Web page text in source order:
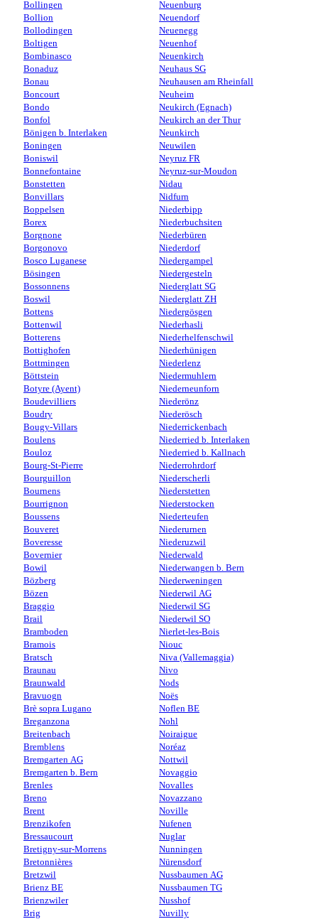
Bollingen
Bollion
Bollodingen
Boltigen
Bombinasco
Bonaduz
Bonau
Boncourt
Bondo
Bonfol
Bönigen b. Interlaken
Boningen
Boniswil
Bonnefontaine
Bonstetten
Bonvillars
Boppelsen
Borex
Borgnone
Borgonovo
Bosco Luganese
Bösingen
Bossonnens
Boswil
Bottens
Bottenwil
Botterens
Bottighofen
Bottmingen
Böttstein
Botyre (Ayent)
Boudevilliers
Boudry
Bougy-Villars
Boulens
Bouloz
Bourg-St-Pierre
Bourguillon
Bournens
Bourrignon
Boussens
Bouveret
Boveresse
Bovernier
Bowil
Bözberg
Bözen
Braggio
Brail
Bramboden
Bramois
Bratsch
Braunau
Braunwald
Bravuogn
Brè sopra Lugano
Breganzona
Breitenbach
Bremblens
Bremgarten AG
Bremgarten b. Bern
Brenles
Breno
Brent
Brenzikofen
Bressaucourt
Bretigny-sur-Morrens
Bretonnières
Bretzwil
Brienz BE
Brienzwiler
Brig
Neuenburg
Neuendorf
Neuenegg
Neuenhof
Neuenkirch
Neuhaus SG
Neuhausen am Rheinfall
Neuheim
Neukirch (Egnach)
Neukirch an der Thur
Neunkirch
Neuwilen
Neyruz FR
Neyruz-sur-Moudon
Nidau
Nidfurn
Niederbipp
Niederbuchsiten
Niederbüren
Niederdorf
Niedergampel
Niedergesteln
Niederglatt SG
Niederglatt ZH
Niedergösgen
Niederhasli
Niederhelfenschwil
Niederhünigen
Niederlenz
Niedermuhlern
Niederneunforn
Niederönz
Niederösch
Niederrickenbach
Niederried b. Interlaken
Niederried b. Kallnach
Niederrohrdorf
Niederscherli
Niederstetten
Niederstocken
Niederteufen
Niederurnen
Niederuzwil
Niederwald
Niederwangen b. Bern
Niederweningen
Niederwil AG
Niederwil SG
Niederwil SO
Nierlet-les-Bois
Niouc
Niva (Vallemaggia)
Nivo
Nods
Noës
Noflen BE
Nohl
Noiraigue
Noréaz
Nottwil
Novaggio
Novalles
Novazzano
Noville
Nufenen
Nuglar
Nunningen
Nürensdorf
Nussbaumen AG
Nussbaumen TG
Nusshof
Nuvilly